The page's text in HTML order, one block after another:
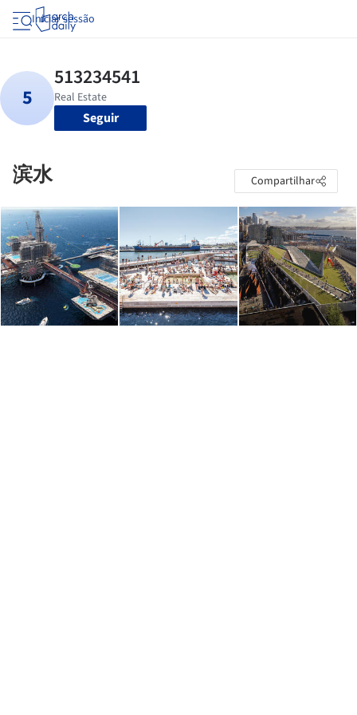
Iniciar sessão
Seguir
滨水 Compartilhar